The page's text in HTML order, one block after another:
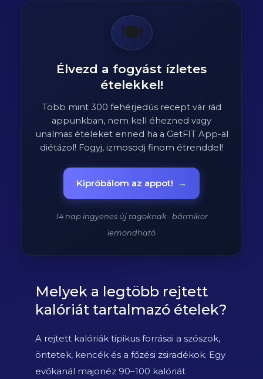
🍽️
Élvezd a fogyást ízletes
ételekkel!
Több mint 300 fehérjedús recept vár rád
appunkban, nem kell éhezned vagy
unalmas ételeket enned ha a GetFIT App-al
diétázol! Fogyj, izmosodj finom étrenddel!
Kipróbálom az appot! →
14 nap ingyenes új tagoknak · bármikor
lemondható
Melyek a legtöbb rejtett
kalóriát tartalmazó ételek?
A rejtett kalóriák tipikus forrásai a szószok,
öntetek, kencék és a főzési zsiradékok. Egy
evőkanál majonéz 90–100 kalóriát